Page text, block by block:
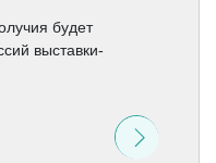
будет
выставки-